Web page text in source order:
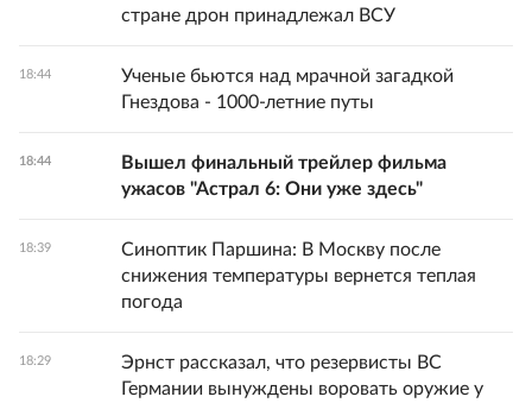
стране дрон принадлежал ВСУ
18:44
Ученые бьются над мрачной загадкой
Гнездова - 1000-летние путы
18:44
Вышел финальный трейлер фильма
ужасов "Астрал 6: Они уже здесь"
18:39
Синоптик Паршина: В Москву после
снижения температуры вернется теплая
погода
18:29
Эрнст рассказал, что резервисты ВС
Германии вынуждены воровать оружие у